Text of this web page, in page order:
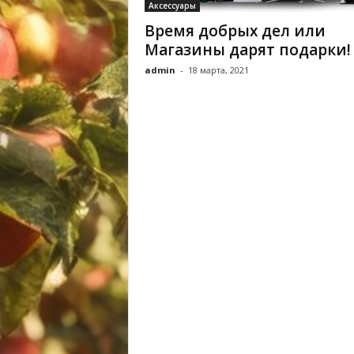
Аксессуары
Время добрых дел или
Магазины дарят подарки!
admin - 18 марта, 2021